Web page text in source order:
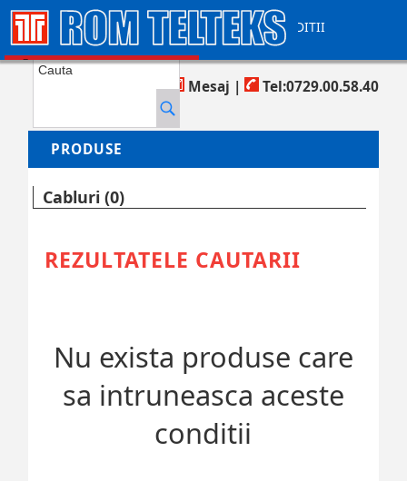
CONTACT AJUTOR TERMENI SI CONDITII
COS DE CUMPARATURI
Mesaj | Tel:0729.00.58.40
PRODUSE
Cabluri (0)
REZULTATELE CAUTARII
Nu exista produse care
sa intruneasca aceste
conditii